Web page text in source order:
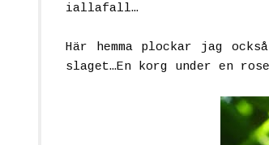
iallafall…
Här hemma plockar jag
slaget…En korg under en